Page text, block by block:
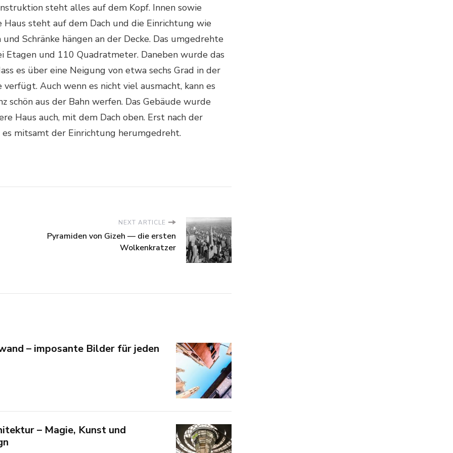
steht alles auf dem Kopf. Innen sowie
steht auf dem Dach und die Einrichtung wie
Schränke hängen an der Decke. Das umgedrehte
Etagen und 110 Quadratmeter. Daneben wurde das
es über eine Neigung von etwa sechs Grad in der
verfügt. Auch wenn es nicht viel ausmacht, kann es
schön aus der Bahn werfen. Das Gebäude wurde
Haus auch, mit dem Dach oben. Erst nach der
mitsamt der Einrichtung herumgedreht.
NEXT ARTICLE
Pyramiden von Gizeh — die ersten
Wolkenkratzer
– imposante Bilder für jeden
– Magie, Kunst und